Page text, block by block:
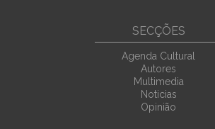
SECÇÕES
Agenda Cultural
Autores
Multimedia
Noticias
Opinião